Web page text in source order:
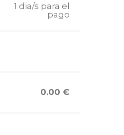
1 dia/s para el
pago
0.00 €